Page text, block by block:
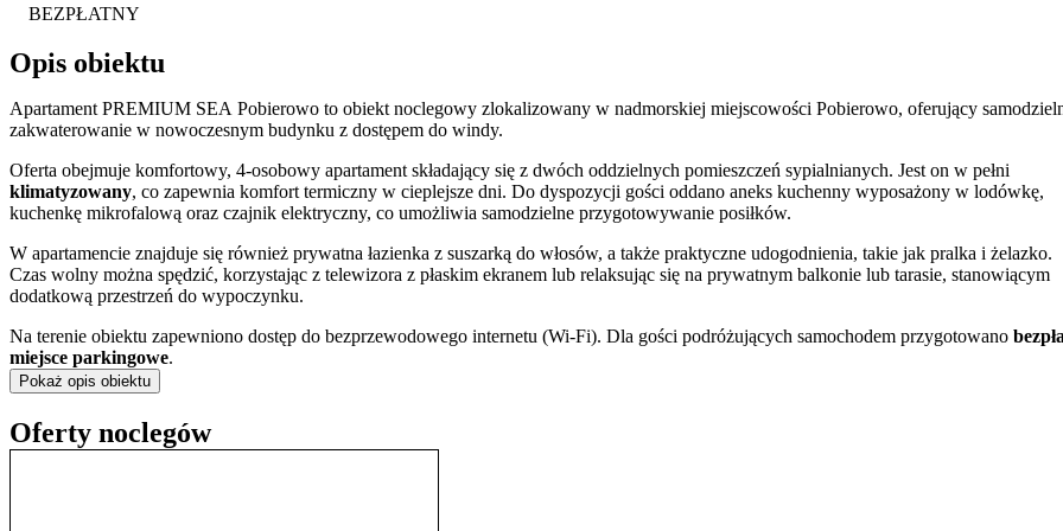
BEZPŁATNY
Opis obiektu
Apartament PREMIUM SEA Pobierowo to obiekt noclegowy zlokalizowany w nadmorskiej miejscowości Pobierowo, oferujący
zakwaterowanie w nowoczesnym budynku z dostępem do windy.
Oferta obejmuje komfortowy, 4-osobowy apartament składający się z dwóch oddzielnych pomieszczeń sypialnianych. Jest on w pełni
klimatyzowany, co zapewnia komfort termiczny w cieplejsze dni. Do dyspozycji gości oddano aneks kuchenny wyposażony w lodówkę,
kuchenkę mikrofalową oraz czajnik elektryczny, co umożliwia samodzielne przygotowywanie posiłków.
W apartamencie znajduje się również prywatna łazienka z suszarką do włosów, a także praktyczne udogodnienia, takie jak pralka i żelazko.
Czas wolny można spędzić, korzystając z telewizora z płaskim ekranem lub relaksując się na prywatnym balkonie lub tarasie, stanowiącym
dodatkową przestrzeń do wypoczynku.
Na terenie obiektu zapewniono dostęp do bezprzewodowego internetu (Wi-Fi). Dla gości podróżujących samochodem przygotowano
miejsce parkingowe.
Zameldowanie odbywa się w godzinach od 14:00 do 16:00, natomiast wymeldować należy się do godziny 11:00. Płatności za rezerwację
można dokonać przelewem, a przy pobycie pobierana jest zwrotna kaucja.
Pokaż opis obiektu
Oferty noclegów